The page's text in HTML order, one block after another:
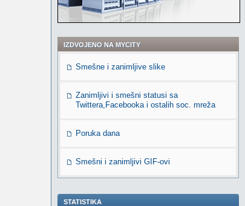
IZDVOJENO NA MYCITY
Smešne i zanimljive slike
Zanimljivi i smešni statusi sa
Twittera,Facebooka i ostalih soc. mreža
Poruka dana
Smešni i zanimljivi GIF-ovi
STATISTIKA